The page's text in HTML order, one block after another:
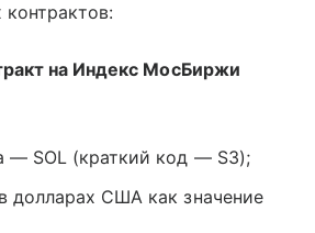
на Индекс МосБиржи
— SOL (краткий код — S3);
долларах США как значение